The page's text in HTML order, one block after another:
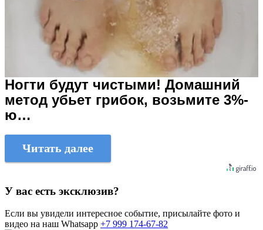
Ногти будут чистыми! Домашний
метод убьет грибок, возьмите 3%-
ю…
Читать далее
У вас есть эксклюзив?
Если вы увидели интересное событие, присылайте фото и
видео на наш Whatsapp +7 999 174-67-82